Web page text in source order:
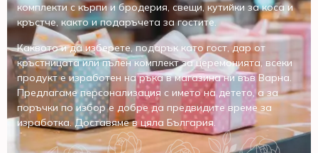
комплекти с кърпи и бродерия, свещи, кутийки за коса и
кръстче, както и подаръчета за гостите.
Каквото и да изберете, подарък като гост, дар от
кръстницата или пълен комплект за церемонията, всеки
продукт е изработен на ръка в магазина ни във Варна.
Предлагаме персонализация с името на детето, а за
поръчки по избор е добре да предвидите време за
изработка. Доставяме в цяла България.